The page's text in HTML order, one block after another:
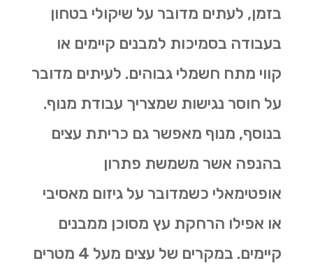
בזמן, לעתים מדובר על שיקולי בטחון
בעבודה בסמיכות למבנים קיימים או
קווי מתח חשמלי גבוהים. לעיתים מדובר
על חוסר נגישות שמצריך עבודת מנוף.
בנוסף, מנוף מאפשר גם כריתת עצים
בהנפה אשר משמשת פתרון
אופטימאלי כשמדובר על גיזום מאסיבי
או אפילו הרחקת עץ מסוכן ממבנים
קיימים. במקרים של עצים מעל 4 מטרים